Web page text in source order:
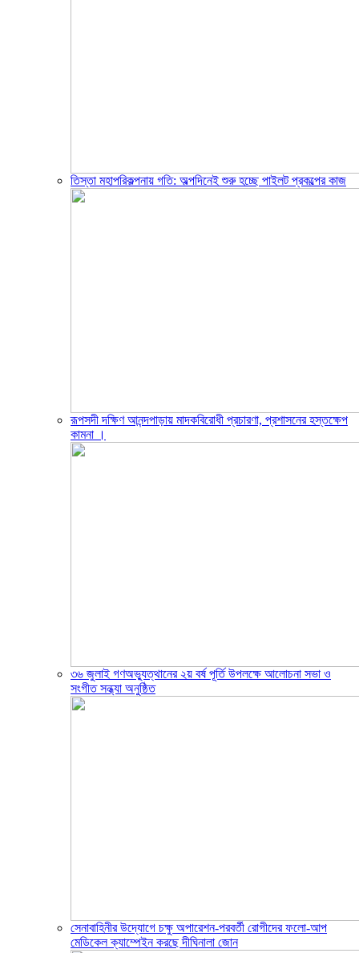
তিস্তা মহাপরিকল্পনায় গতি: অল্পদিনেই শুরু হচ্ছে পাইলট প্রকল্পের কাজ
রূপসদী দক্ষিণ আনন্দপাড়ায় মাদকবিরোধী প্রচারণা, প্রশাসনের হস্তক্ষেপ
কামনা ‎।
৩৬ জুলাই গণঅভ্যুত্থানের ২য় বর্ষ পূর্তি উপলক্ষে আলোচনা সভা ও
সংগীত সন্ধ্যা অনুষ্ঠিত
সেনাবাহিনীর উদ্যোগে চক্ষু অপারেশন-পরবর্তী রোগীদের ফলো-আপ
মেডিকেল ক্যাম্পেইন করছে দীঘিনালা জোন